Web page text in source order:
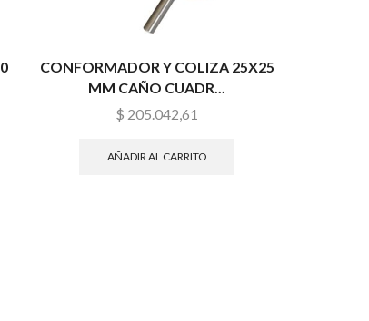
CONFORMADOR Y COLIZA 25X25
MM CAÑO CUADR...
$ 205.042,61
AÑADIR AL CARRITO